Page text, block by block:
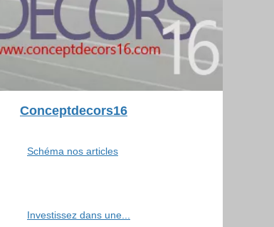
Conceptdecors16
Schéma nos articles
Investissez dans une...